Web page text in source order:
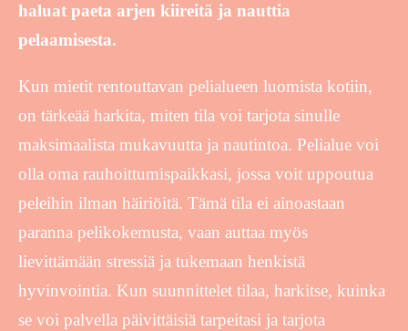
haluat paeta arjen kiireitä ja nauttia
pelaamisesta.
Kun mietit rentouttavan pelialueen luomista kotiin,
on tärkeää harkita, miten tila voi tarjota sinulle
maksimaalista mukavuutta ja nautintoa. Pelialue voi
olla oma rauhoittumispaikkasi, jossa voit uppoutua
peleihin ilman häiriöitä. Tämä tila ei ainoastaan
paranna pelikokemusta, vaan auttaa myös
lievittämään stressiä ja tukemaan henkistä
hyvinvointia. Kun suunnittelet tilaa, harkitse, kuinka
se voi palvella päivittäisiä tarpeitasi ja tarjota